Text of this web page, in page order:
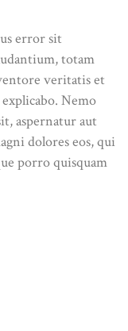
error sit
totam
veritatis et
Nemo
aspernatur aut
dolores eos, qui
porro quisquam